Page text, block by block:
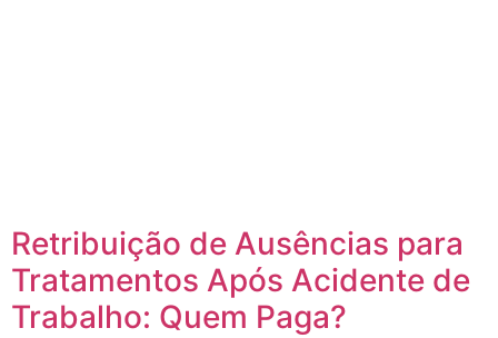
Retribuição de Ausências para
Tratamentos Após Acidente de
Trabalho: Quem Paga?